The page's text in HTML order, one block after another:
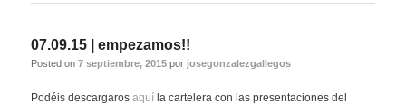
07.09.15 | empezamos!!
Posted on7 septiembre, 2015 por josegonzalezgallegos
Podéis descargarosaquí la cartelera con las presentaciones del